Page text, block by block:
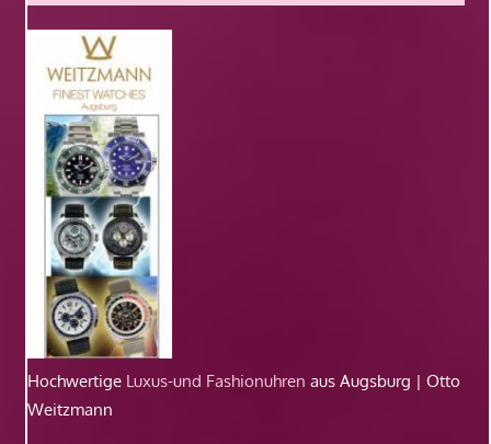
Hochwertige Luxus-und Fashionuhren aus Augsburg | Otto
Weitzmann